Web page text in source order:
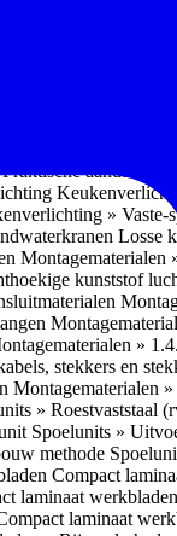
» Vaste-
Losse
Montagematerialen
kunststof
»
stekkers en
Montagematerialen »
» Roestvaststaal
Spoelunits »
methode
Compact
laminaat
laminaat